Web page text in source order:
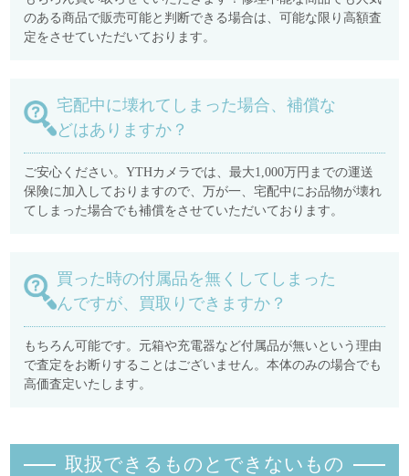
のある商品で販売可能と判断できる場合は、可能な限り高額査
定をさせていただいております。
宅配中に壊れてしまった場合、補償な
どはありますか？
ご安心ください。YTHカメラでは、最大1,000万円までの運送
保険に加入しておりますので、万が一、宅配中にお品物が壊れ
てしまった場合でも補償をさせていただいております。
買った時の付属品を無くしてしまった
んですが、買取りできますか？
もちろん可能です。元箱や充電器など付属品が無いという理由
で査定をお断りすることはございません。本体のみの場合でも
高価査定いたします。
取扱できるものとできないもの